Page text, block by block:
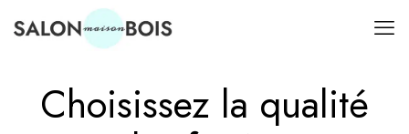
Choisissez la qualité